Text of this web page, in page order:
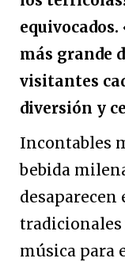
más grande
visitantes
diversión y
Incontables
bebida
desaparecen
tradicionales
música para